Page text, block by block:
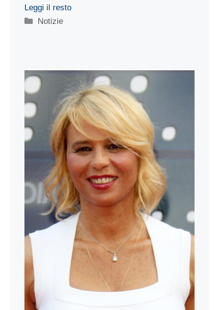
Leggi il resto
Categorie
Notizie